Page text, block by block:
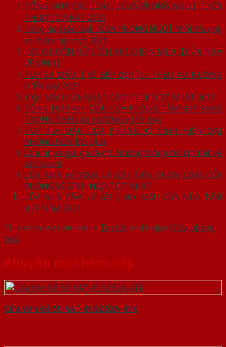
TỔNG HỢP CÁC LOẠI 【CỬA PHÒNG NGỦ】THỜI
THƯỢNG NHẤT 2021
Tổng hợp các loại【CỬA PHÒNG NGỦ】thời thượng
và thẩm mỹ nhất 2021
LỜI KHUYÊN HỮU ÍCH KHI CHỌN MUA【CỬA NHÀ
VỆ SINH】
TOP 50 MẪU【KỆ BẾP ĐẸP】- THEO XU HƯỚNG
HIỆN ĐẠI 2021
100+ MẪU CỬA NHÀ 1 CÁNH ĐẸP HOT NHẤT 2021
TỔNG HỢP 40+ MẪU CỬA PHÒNG TẮM ĐẸP SANG
TRỌNG THEO XU HƯỚNG HIỆN ĐẠI
TOP 30+ MẪU CỬA PHÒNG VỆ SINH HIỆN ĐẠI
KHÔNG NÊN BỎ QUA
Cửa nhựa giả gỗ là gì? Những thông tin chi tiết về
sản phẩm
CỬA NHÀ VỆ SINH LÀ GÌ?| NÊN CHỌN LOẠI CỬA
PHÒNG VỆ SINH NÀO TỐT NHẤT
CỬA NHÀ TẮM LÀ GÌ? | 40+ MẪU CỬA NHÀ TẮM
ĐẸP NĂM 2021
This entry was posted in Tin tứcand tagged Cửa phòng
ngủ.
Khuyến mại hôm nay
Cửa Vân Gỗ 5D KAT-41.52.52A-4TK